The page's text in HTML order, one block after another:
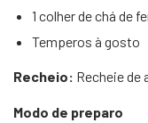
1 colher de chá de
Temperos à gosto
Recheio: Recheie de
Modo de preparo